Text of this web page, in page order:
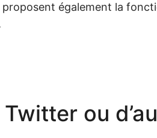
également la
ou